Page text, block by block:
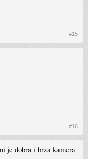
#15
#16
je dobra i brza kamera